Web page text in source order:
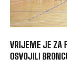
VRIJEME JE ZA
OSVOJILI